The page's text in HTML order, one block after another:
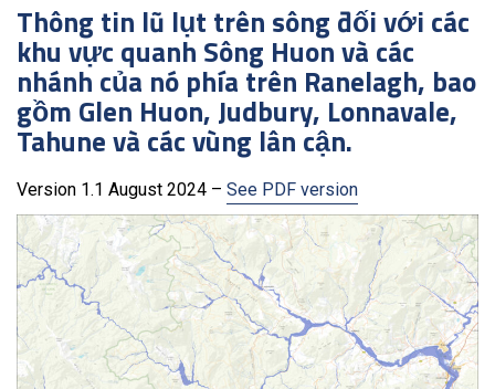
Thông tin lũ lụt trên sông đối với các
khu vực quanh Sông Huon và các
nhánh của nó phía trên Ranelagh, bao
gồm Glen Huon, Judbury, Lonnavale,
Tahune và các vùng lân cận.
Version 1.1 August 2024 – See PDF version